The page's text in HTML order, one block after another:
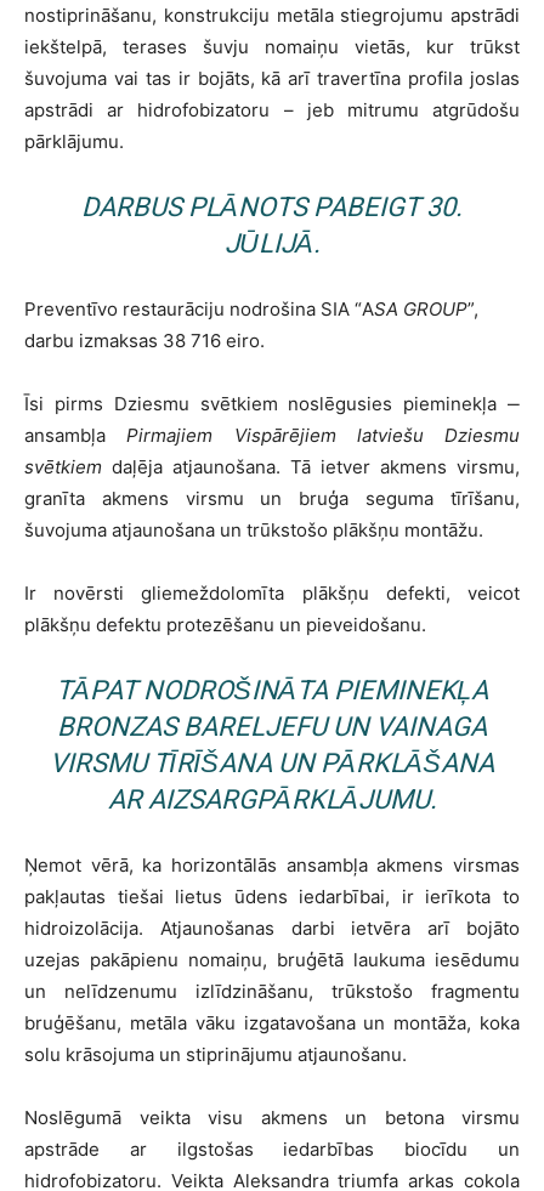
nostiprināšanu, konstrukciju metāla stiegrojumu apstrādi
iekštelpā, terases šuvju nomaiņu vietās, kur trūkst
šuvojuma vai tas ir bojāts, kā arī travertīna profila joslas
apstrādi ar hidrofobizatoru – jeb mitrumu atgrūdošu
pārklājumu.
DARBUS PLĀNOTS PABEIGT 30.
JŪLIJĀ.
Preventīvo restaurāciju nodrošina SIA “ASA GROUP”,
darbu izmaksas 38 716 eiro.
Īsi pirms Dziesmu svētkiem noslēgusies pieminekļa ‒
ansambļaPirmajiem Vispārējiem latviešu Dziesmu
svētkiem daļēja atjaunošana. Tā ietver akmens virsmu,
granīta akmens virsmu un bruģa seguma tīrīšanu,
šuvojuma atjaunošana un trūkstošo plākšņu montāžu.
Ir novērsti gliemeždolomīta plākšņu defekti, veicot
plākšņu defektu protezēšanu un pieveidošanu.
TĀPAT NODROŠINĀTA PIEMINEKĻA
BRONZAS BARELJEFU UN VAINAGA
VIRSMU TĪRĪŠANA UN PĀRKLĀŠANA
AR AIZSARGPĀRKLĀJUMU.
Ņemot vērā, ka horizontālās ansambļa akmens virsmas
pakļautas tiešai lietus ūdens iedarbībai, ir ierīkota to
hidroizolācija. Atjaunošanas darbi ietvēra arī bojāto
uzejas pakāpienu nomaiņu, bruģētā laukuma iesēdumu
un nelīdzenumu izlīdzināšanu, trūkstošo fragmentu
bruģēšanu, metāla vāku izgatavošana un montāža, koka
solu krāsojuma un stiprinājumu atjaunošanu.
Noslēgumā veikta visu akmens un betona virsmu
apstrāde ar ilgstošas iedarbības biocīdu un
hidrofobizatoru. Veikta Aleksandra triumfa arkas cokola